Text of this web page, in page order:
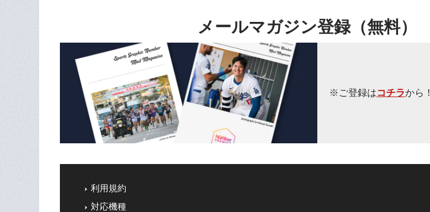
メールマガジン登録（無料）
※ご登録はコチラから！
利用規約
対応機種